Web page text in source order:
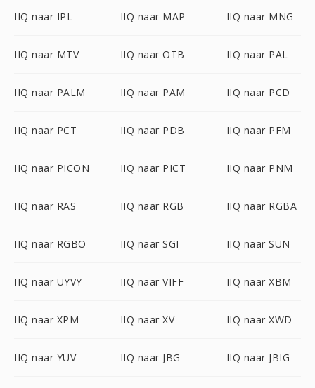
IIQ naar IPL IIQ naar MAP IIQ naar MNG
IIQ naar MTV IIQ naar OTB IIQ naar PAL
IIQ naar PALM IIQ naar PAM IIQ naar PCD
IIQ naar PCT IIQ naar PDB IIQ naar PFM
IIQ naar PICON IIQ naar PICT IIQ naar PNM
IIQ naar RAS IIQ naar RGB IIQ naar RGBA
IIQ naar RGBO IIQ naar SGI IIQ naar SUN
IIQ naar UYVY IIQ naar VIFF IIQ naar XBM
IIQ naar XPM IIQ naar XV IIQ naar XWD
IIQ naar YUV IIQ naar JBG IIQ naar JBIG